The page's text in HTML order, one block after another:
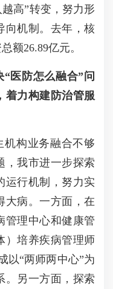
越高”转变，努力形
向机制。去年，核
额26.89亿元。
“医防怎么融合”问
着力构建防治管服
机构业务融合不够
，我市进一步探索
运行机制，努力实
大病。一方面，在
管理中心和健康管
）培养疾病管理师
以“两师两中心”为
。另一方面，探索